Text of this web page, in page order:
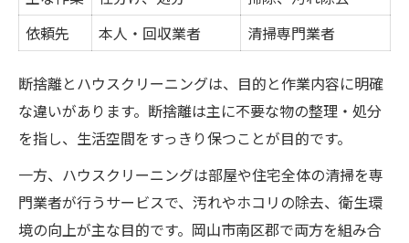
依頼先
本人・回収業者 清掃専門業者
断捨離とハウスクリーニングは、目的と作業内容に明確
な違いがあります。断捨離は主に不要な物の整理・処分
を指し、生活空間をすっきり保つことが目的です。
一方、ハウスクリーニングは部屋や住宅全体の清掃を専
門業者が行うサービスで、汚れやホコリの除去、衛生環
境の向上が主な目的です。岡山市南区郡で両方を組み合